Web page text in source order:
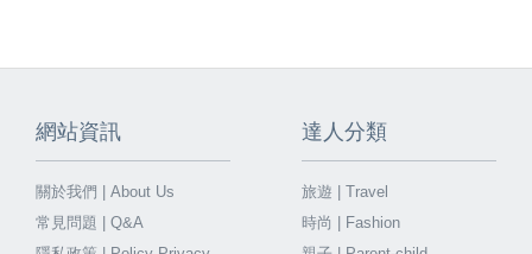
網站資訊
關於我們 | About Us
常見問題 | Q&A
達人分類
旅遊 | Travel
時尚 | Fashion